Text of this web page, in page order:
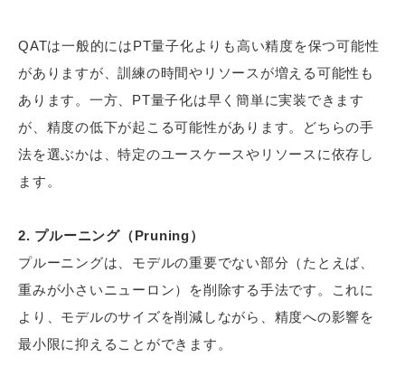
QATは一般的にはPT量子化よりも高い精度を保つ可能性
がありますが、訓練の時間やリソースが増える可能性も
あります。一方、PT量子化は早く簡単に実装できます
が、精度の低下が起こる可能性があります。どちらの手
法を選ぶかは、特定のユースケースやリソースに依存し
ます。
2. プルーニング（Pruning）
プルーニングは、モデルの重要でない部分（たとえば、
重みが小さいニューロン）を削除する手法です。これに
より、モデルのサイズを削減しながら、精度への影響を
最小限に抑えることができます。